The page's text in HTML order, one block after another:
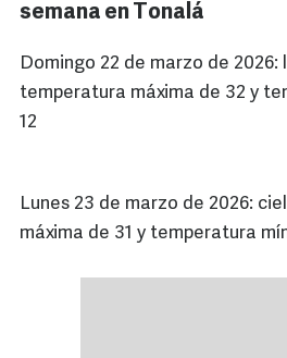
semana en Tonalá
Domingo 22 de marzo de 2026:
temperatura máxima de 32 y
12
Lunes 23 de marzo de 2026:
máxima de 31 y temperatura